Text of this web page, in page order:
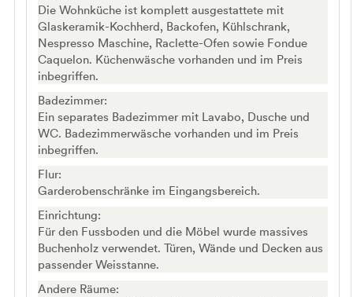
Die Wohnküche ist komplett ausgestattete mit
Glaskeramik-Kochherd, Backofen, Kühlschrank,
Nespresso Maschine, Raclette-Ofen sowie Fondue
Caquelon. Küchenwäsche vorhanden und im Preis
inbegriffen.
Badezimmer:
Ein separates Badezimmer mit Lavabo, Dusche und
WC. Badezimmerwäsche vorhanden und im Preis
inbegriffen.
Flur:
Garderobenschränke im Eingangsbereich.
Einrichtung:
Für den Fussboden und die Möbel wurde massives
Buchenholz verwendet. Türen, Wände und Decken aus
passender Weisstanne.
Andere Räume: